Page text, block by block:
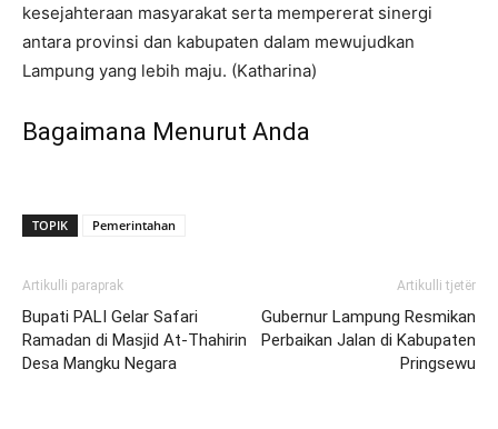
kesejahteraan masyarakat serta mempererat sinergi
antara provinsi dan kabupaten dalam mewujudkan
Lampung yang lebih maju. (Katharina)
Bagaimana Menurut Anda
TOPIK Pemerintahan
Artikulli paraprak
Bupati PALI Gelar Safari
Ramadan di Masjid At-Thahirin
Desa Mangku Negara
Artikulli tjetër
Gubernur Lampung Resmikan
Perbaikan Jalan di Kabupaten
Pringsewu